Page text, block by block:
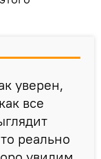
уверен,
все
реально